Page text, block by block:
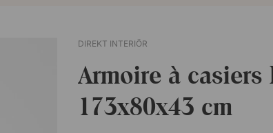
DIREKT INTERIÖR
Armoire à
173x80x43 cm